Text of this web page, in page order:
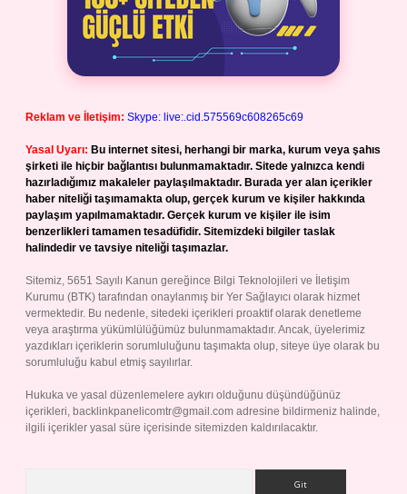
Reklam ve İletişim: Skype: live:.cid.575569c608265c69
Yasal Uyarı: Bu internet sitesi, herhangi bir marka, kurum veya şahıs
şirketi ile hiçbir bağlantısı bulunmamaktadır. Sitede yalnızca kendi
hazırladığımız makaleler paylaşılmaktadır. Burada yer alan içerikler
haber niteliği taşımamakta olup, gerçek kurum ve kişiler hakkında
paylaşım yapılmamaktadır. Gerçek kurum ve kişiler ile isim
benzerlikleri tamamen tesadüfidir. Sitemizdeki bilgiler taslak
halindedir ve tavsiye niteliği taşımazlar.
Sitemiz, 5651 Sayılı Kanun gereğince Bilgi Teknolojileri ve İletişim
Kurumu (BTK) tarafından onaylanmış bir Yer Sağlayıcı olarak hizmet
vermektedir. Bu nedenle, sitedeki içerikleri proaktif olarak denetleme
veya araştırma yükümlülüğümüz bulunmamaktadır. Ancak, üyelerimiz
yazdıkları içeriklerin sorumluluğunu taşımakta olup, siteye üye olarak bu
sorumluluğu kabul etmiş sayılırlar.
Hukuka ve yasal düzenlemelere aykırı olduğunu düşündüğünüz
içerikleri, backlinkpanelicomtr@gmail.com adresine bildirmeniz halinde,
ilgili içerikler yasal süre içerisinde sitemizden kaldırılacaktır.